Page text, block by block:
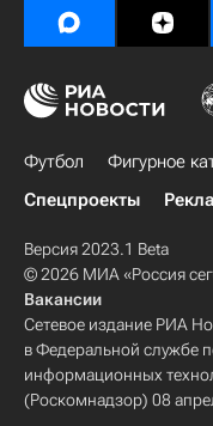
Футбол Фигурное
Спецпроекты
Версия 2023.1 Beta
© 2026 МИА «Россия
Вакансии
Сетевое издание РИА
в Федеральной службе
информационных
(Роскомнадзор) 08